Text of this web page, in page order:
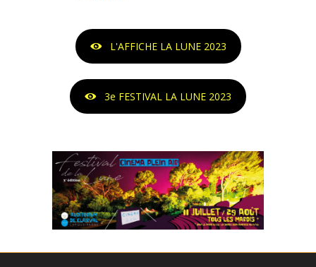
L'AFFICHE LA LUNE 2023
3e FESTIVAL LA LUNE 2023